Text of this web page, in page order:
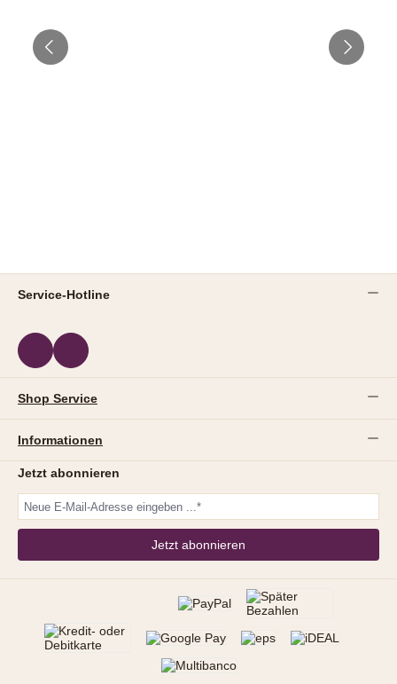
Service-Hotline
Shop Service
Informationen
Jetzt abonnieren
Jetzt abonnieren